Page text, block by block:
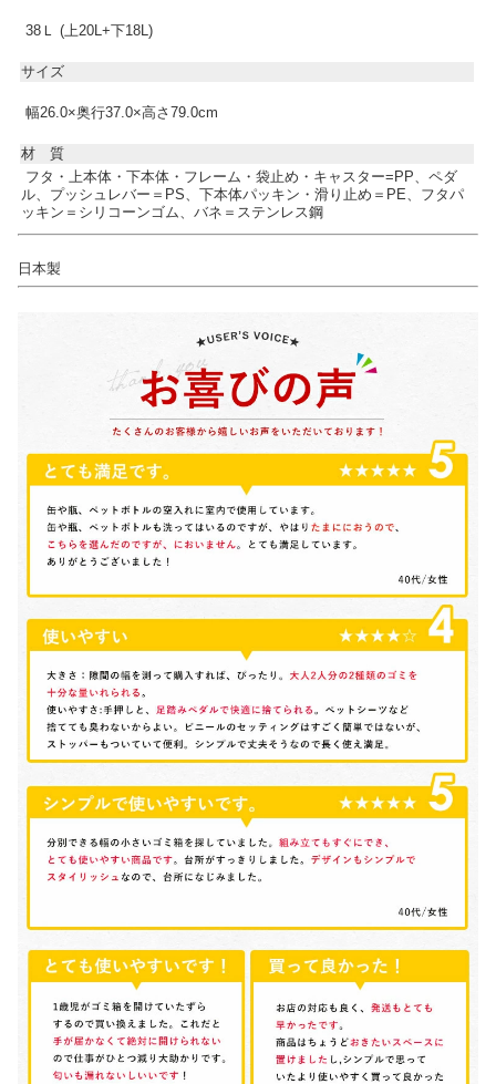
38Ｌ (上20L+下18L)
サイズ
幅26.0×奥行37.0×高さ79.0cm
材 質
フタ・上本体・下本体・フレーム・袋止め・キャスター=PP、ペダ
ル、プッシュレバー＝PS、下本体パッキン・滑り止め＝PE、フタパ
ッキン＝シリコーンゴム、バネ＝ステンレス鋼
日本製